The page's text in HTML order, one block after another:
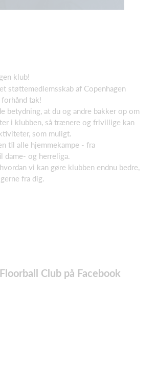
klub!
støttemedlemsskab af Copenhagen
tak!
betydning, at du og andre bakker op om
i klubben, så trænere og frivillige kan
som muligt.
til alle hjemmekampe - fra
og herreliga.
vi kan gøre klubben endnu bedre,
fra dig.
Club på Facebook